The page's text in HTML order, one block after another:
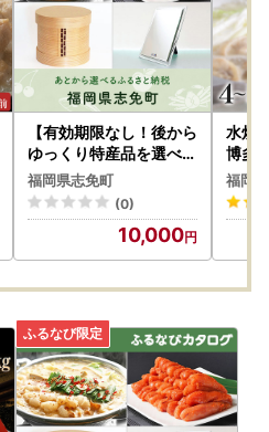
に順次ご返信いたします。
8月24日・25日）にお急ぎのご
町役場（TEL：092-935-185
各ページの記載内容をご確認く
よりお時間をいただく場合がご
日10時～17時】
ダウンロードも可能です。お急
ださい。
【有効期限なし！後から
ゆっくり特産品を選べる
】福岡県志免町カタログ
ポイント
福岡県志免町
(0)
10,000
水炊
博多
福岡